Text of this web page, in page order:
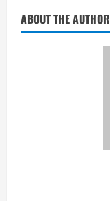
ABOUT THE AUTHOR